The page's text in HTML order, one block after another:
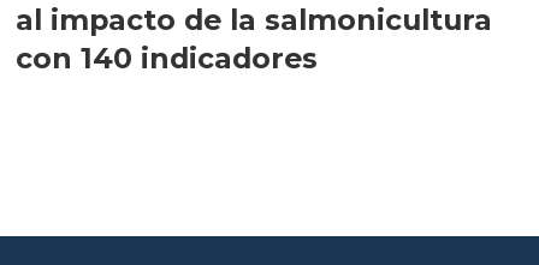
al impacto de la salmonicultura
con 140 indicadores